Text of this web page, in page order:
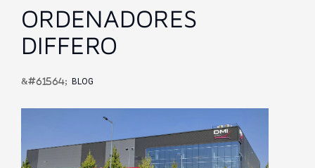
ORDENADORES
DIFFERO
BLOG